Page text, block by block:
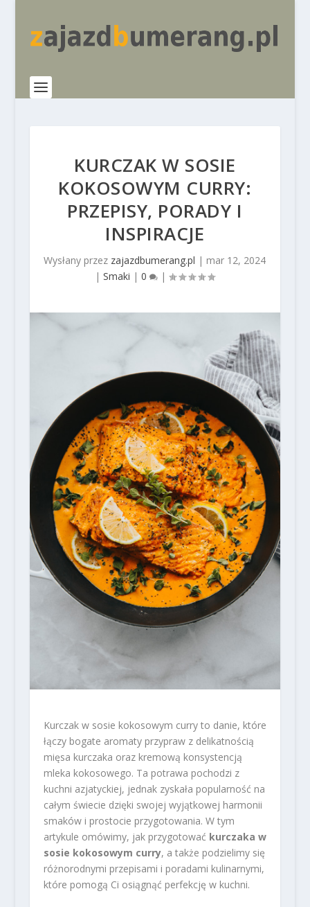
KURCZAK W SOSIE
KOKOSOWYM CURRY:
PRZEPISY, PORADY I
INSPIRACJE
Wysłany przez zajazdbumerang.pl | mar 12, 2024
|Smaki |0 |
Kurczak w sosie kokosowym curry to danie, które
łączy bogate aromaty przypraw z delikatnością
mięsa kurczaka oraz kremową konsystencją
mleka kokosowego. Ta potrawa pochodzi z
kuchni azjatyckiej, jednak zyskała popularność na
całym świecie dzięki swojej wyjątkowej harmonii
smaków i prostocie przygotowania. W tym
artykule omówimy, jak przygotować kurczaka w
sosie kokosowym curry, a także podzielimy się
różnorodnymi przepisami i poradami kulinarnymi,
które pomogą Ci osiągnąć perfekcję w kuchni.